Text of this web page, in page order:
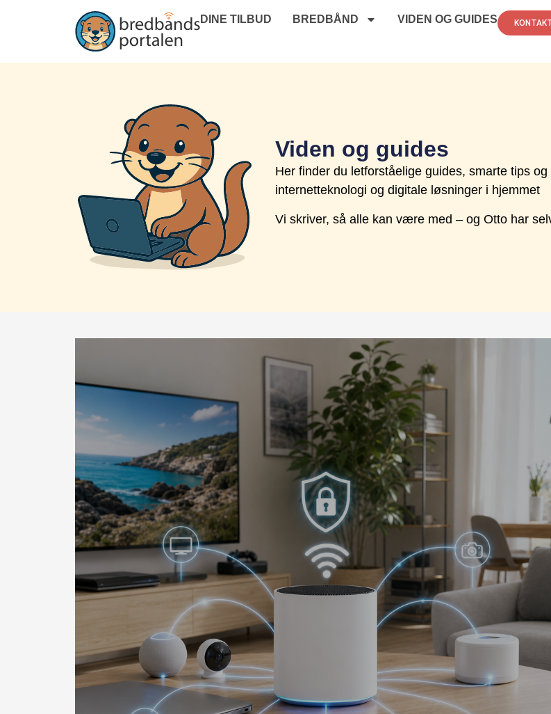
DINE TILBUD BREDBÅND VIDEN OG GUIDES
Viden og guides
Her finder du letforståelige guides, smarte tips
internetteknologi og digitale løsninger i hjemmet
Vi skriver, så alle kan være med – og Otto har